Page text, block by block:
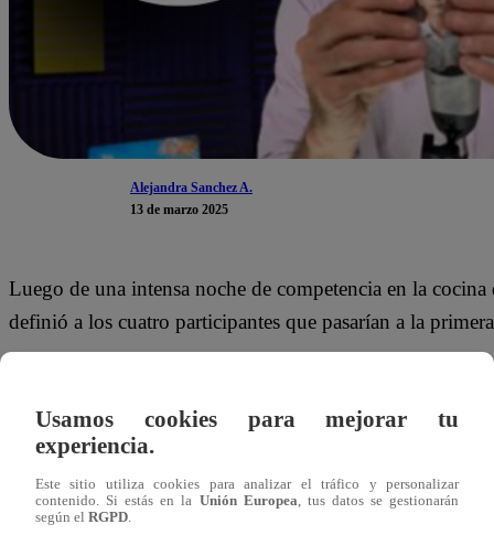
Alejandra Sanchez A.
13 de marzo 2025
Luego de una intensa noche de competencia en la
definió a los cuatro participantes que pasarían a la
la inglesa, omelettes de jamón y queso, y el ceviche de
Sin embargo, para cuatro de ellos no fue suficiente el
Olenka Zimmermann y el Gringo Marcos pasaron a la
Usamos cookies para mejorar tu
experiencia.
Este sitio utiliza cookies para analizar el tráfico y personalizar
contenido. Si estás en la Unión Europea, tus datos se gestionarán
según el RGPD.